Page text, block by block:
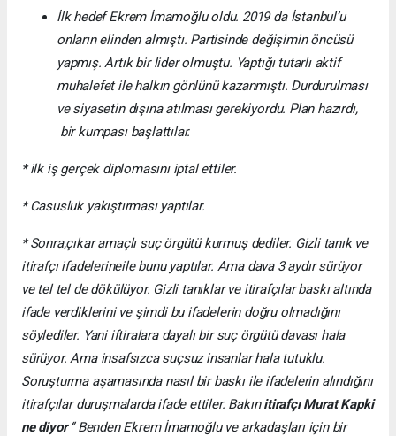
İlk hedef Ekrem İmamoğlu oldu. 2019 da İstanbul’u
onların elinden almıştı. Partisinde değişimin öncüsü
yapmış. Artık bir lider olmuştu. Yaptığı tutarlı aktif
muhalefet ile halkın gönlünü kazanmıştı. Durdurulması
ve siyasetin dışına atılması gerekiyordu. Plan hazırdı,
bir kumpası başlattılar.
* ilk iş gerçek diplomasını iptal ettiler.
* Casusluk yakıştırması yaptılar.
* Sonra,çıkar amaçlı suç örgütü kurmuş dediler. Gizli tanık ve
itirafçı ifadelerineile bunu yaptılar. Ama dava 3 aydır sürüyor
ve tel tel de dökülüyor. Gizli tanıklar ve itirafçılar baskı altında
ifade verdiklerini ve şimdi bu ifadelerin doğru olmadığını
söylediler. Yani iftiralara dayalı bir suç örgütü davası hala
sürüyor. Ama insafsızca suçsuz insanlar hala tutuklu.
Soruşturma aşamasında nasıl bir baskı ile ifadelerin alındığını
itirafçılar duruşmalarda ifade ettiler. Bakınitirafçı Murat Kapki
ne diyor‘’ Benden Ekrem İmamoğlu ve arkadaşları için bir